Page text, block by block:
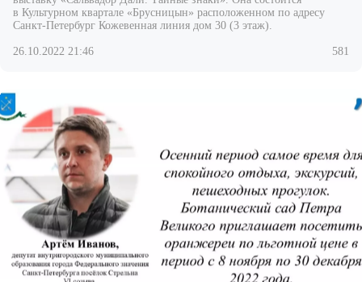
в Культурном квартале «Брусницын» расположенном по адресу
Санкт-Петербург Кожевенная линия дом 30 (3 этаж).
26.10.2022 21:46 581